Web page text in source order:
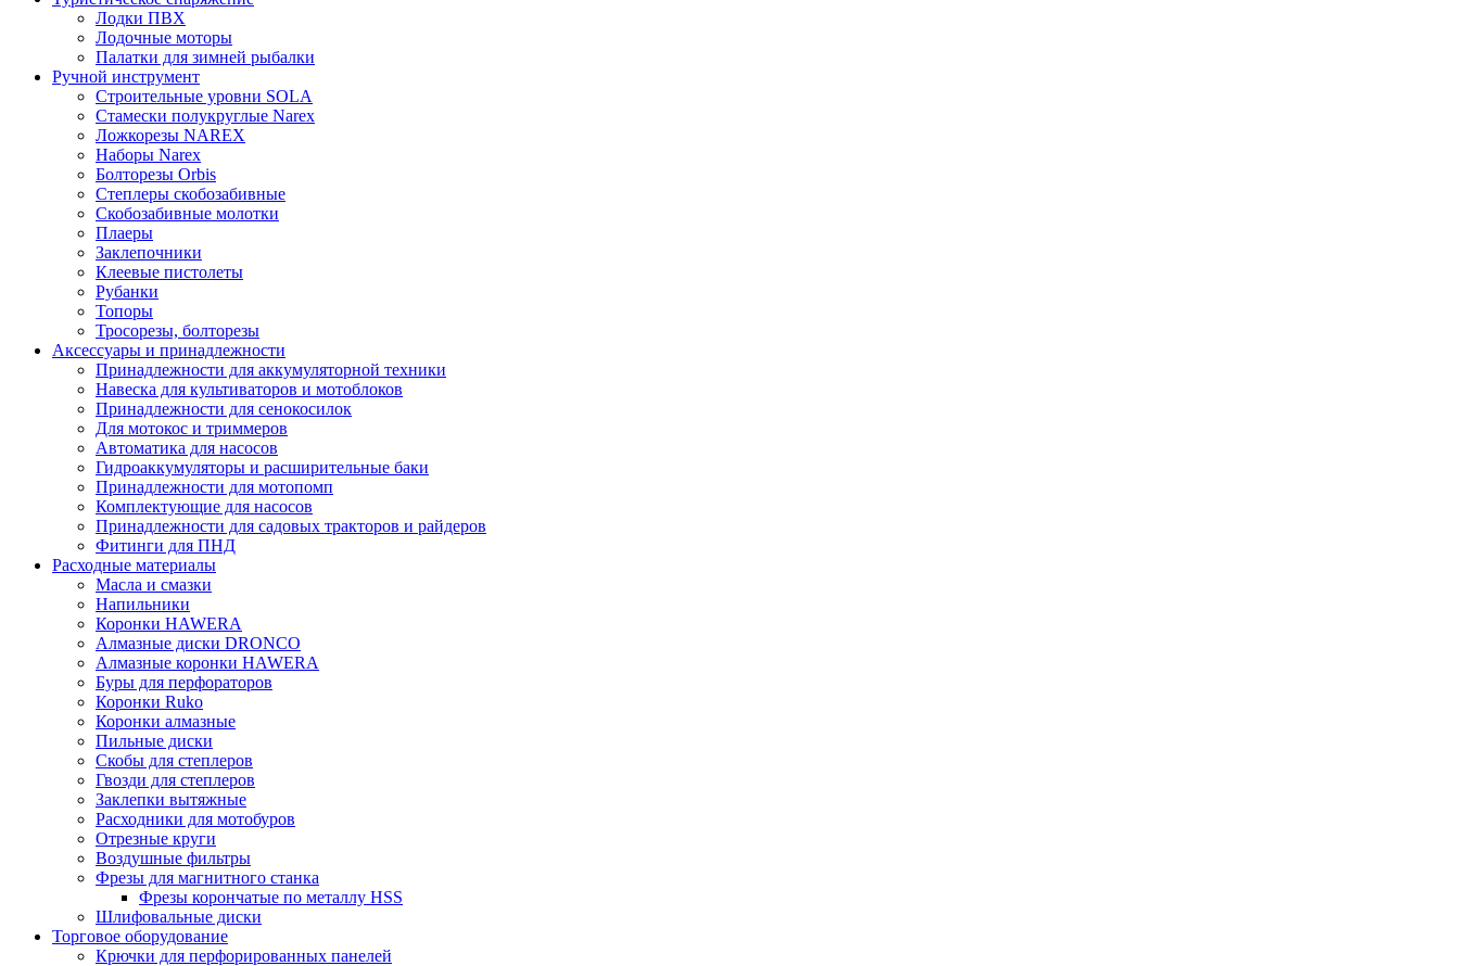
Лодки ПВХ
Лодочные моторы
Палатки для зимней рыбалки
Ручной инструмент
Строительные уровни SOLA
Стамески полукруглые Narex
Ложкорезы NAREX
Наборы Narex
Болторезы Orbis
Степлеры скобозабивные
Скобозабивные молотки
Плаеры
Заклепочники
Клеевые пистолеты
Рубанки
Топоры
Тросорезы, болторезы
Аксессуары и принадлежности
Принадлежности для аккумуляторной техники
Навеска для культиваторов и мотоблоков
Принадлежности для сенокосилок
Для мотокос и триммеров
Автоматика для насосов
Гидроаккумуляторы и расширительные баки
Принадлежности для мотопомп
Комплектующие для насосов
Принадлежности для садовых тракторов и райдеров
Фитинги для ПНД
Расходные материалы
Масла и смазки
Напильники
Коронки HAWERA
Алмазные диски DRONCO
Алмазные коронки HAWERA
Буры для перфораторов
Коронки Ruko
Коронки алмазные
Пильные диски
Скобы для степлеров
Гвозди для степлеров
Заклепки вытяжные
Расходники для мотобуров
Отрезные круги
Воздушные фильтры
Фрезы для магнитного станка
Фрезы корончатые по металлу HSS
Шлифовальные диски
Торговое оборудование
Крючки для перфорированных панелей